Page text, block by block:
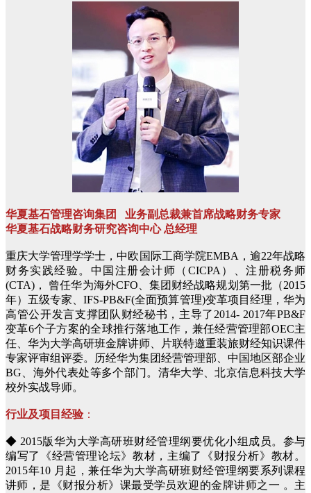
华夏基石管理咨询集团 业务副总裁兼首席战略财务专家
华夏基石战略财务研究咨询中心 总经理
重庆大学管理学学士，中欧国际工商学院EMBA，逾22年战略
财务实践经验。中国注册会计师（CICPA）、注册税务师
(CTA)， 曾任华为海外CFO、集团财经战略规划第一批（2015
年）五级专家、IFS-PB&F(全面预算管理)变革项目经理，华为
高管公开发言支撑团队财经秘书，主导了2014- 2017年PB&F
变革6个子方案的全球推行落地工作，兼任经营管理部OEC主
任、华为大学高研班金牌讲师、片联特邀重装旅财经知识课件
专家评审组评委。历经华为集团经营管理部、中国地区部企业
BG、海外代表处等多个部门。清华大学、北京信息科技大学
校外实战导师。
行业及项目经验 ：
◆ 2015版华为大学高研班财经管理纲要优化小组成员。参与
编写了《经营管理论坛》教材，主编了《财报分析》教材。
2015年10 月起，兼任华为大学高研班财经管理纲要系列课程
讲师，是《财报分析》课最受学员欢迎的金牌讲师之一 。主